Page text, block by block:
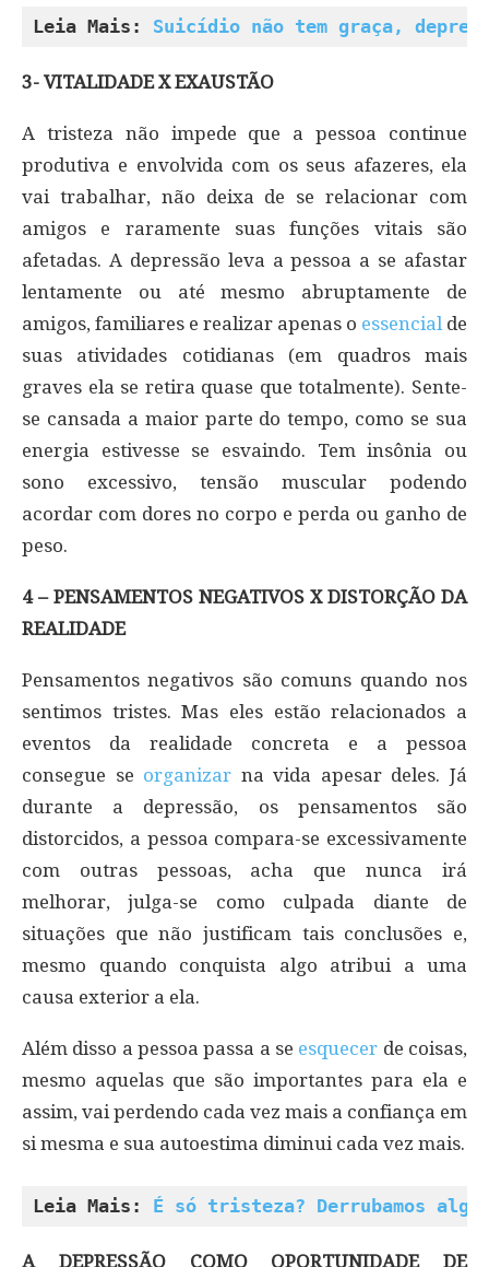
Leia Mais: Suicídio não tem graça,
3- VITALIDADE X EXAUSTÃO
A tristeza não impede que a pessoa continue
produtiva e envolvida com os seus afazeres, ela
vai trabalhar, não deixa de se relacionar com
amigos e raramente suas funções vitais são
afetadas. A depressão leva a pessoa a se afastar
lentamente ou até mesmo abruptamente de
amigos, familiares e realizar apenas o essencial de
suas atividades cotidianas (em quadros mais
graves ela se retira quase que totalmente). Sente-
se cansada a maior parte do tempo, como se sua
energia estivesse se esvaindo. Tem insônia ou
sono excessivo, tensão muscular podendo
acordar com dores no corpo e perda ou ganho de
peso.
4 – PENSAMENTOS NEGATIVOS X DISTORÇÃO DA
REALIDADE
Pensamentos negativos são comuns quando nos
sentimos tristes. Mas eles estão relacionados a
eventos da realidade concreta e a pessoa
consegue se organizar na vida apesar deles. Já
durante a depressão, os pensamentos são
distorcidos, a pessoa compara-se excessivamente
com outras pessoas, acha que nunca irá
melhorar, julga-se como culpada diante de
situações que não justificam tais conclusões e,
mesmo quando conquista algo atribui a uma
causa exterior a ela.
Além disso a pessoa passa a se esquecer de coisas,
mesmo aquelas que são importantes para ela e
assim, vai perdendo cada vez mais a confiança em
si mesma e sua autoestima diminui cada vez mais.
Leia Mais: É só tristeza? Derrubamos
A DEPRESSÃO COMO OPORTUNIDADE DE